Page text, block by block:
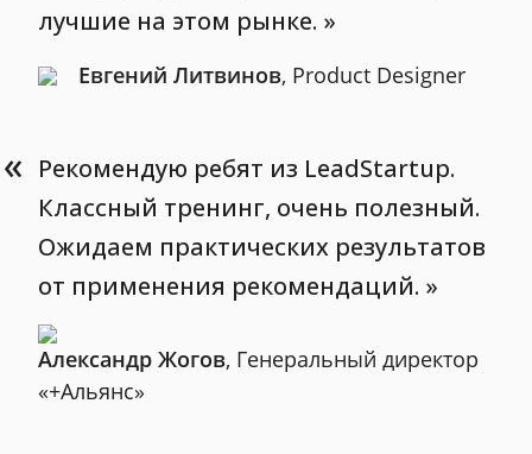
лучшие на этом рынке.
Евгений Литвинов, Product Designer
« Рекомендую ребят из LeadStartup.
Классный тренинг, очень полезный.
Ожидаем практических результатов
от применения рекомендаций.
Александр Жогов, Генеральный директор
«+Альянс»